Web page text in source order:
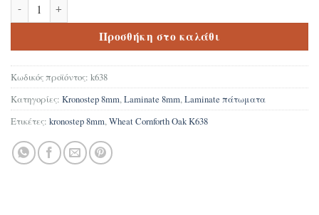
Προσθήκη στο καλάθι
Κωδικός προϊόντος: k638
Κατηγορίες: Kronostep 8mm,Laminate 8mm,Laminate πάτωματα
Ετικέτες: kronostep 8mm,Wheat Cornforth Oak K638